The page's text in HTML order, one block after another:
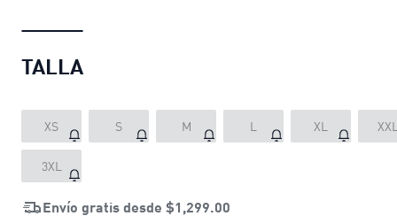
TALLA
XS S M L XL
3XL
Envío gratis desde $1,299.00